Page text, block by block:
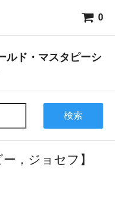
0
ド・マスタピーシ
検索
，ジョセフ】